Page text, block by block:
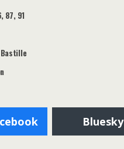
87, 91
Bastille
Bluesky